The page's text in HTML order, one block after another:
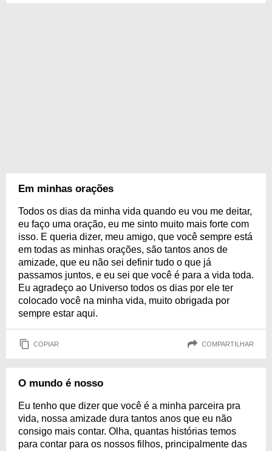
Em minhas orações
Todos os dias da minha vida quando eu vou me deitar,
eu faço uma oração, eu me sinto muito mais forte com
isso. E queria dizer, meu amigo, que você sempre está
em todas as minhas orações, são tantos anos de
amizade, que eu não sei definir tudo o que já
passamos juntos, e eu sei que você é para a vida toda.
Eu agradeço ao Universo todos os dias por ele ter
colocado você na minha vida, muito obrigada por
sempre estar aqui.
COPIAR COMPARTILHAR
O mundo é nosso
Eu tenho que dizer que você é a minha parceira pra
vida, nossa amizade dura tantos anos que eu não
consigo mais contar. Olha, quantas histórias temos
para contar para os nossos filhos, principalmente das